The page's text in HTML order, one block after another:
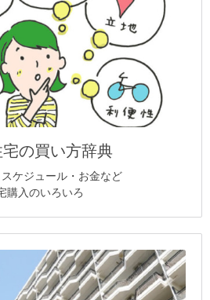
の買い方辞典
ケジュール・お金など
購入のいろいろ